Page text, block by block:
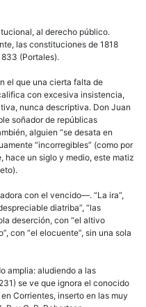
al derecho público.
las constituciones de 1818
(Portales).
el que una cierta falta de
con excesiva insistencia,
nunca descriptiva. Don Juan
soñador de repúblicas
alguien “se desata en
“incorregibles” (como por
hace un siglo y medio, este matiz
con el vencido—. “La ira”,
diatriba”, “las
deserción, con “el altivo
con “el elocuente”, sin una sola
amplia: aludiendo a las
se ve que ignora el conocido
Corrientes, inserto en las muy